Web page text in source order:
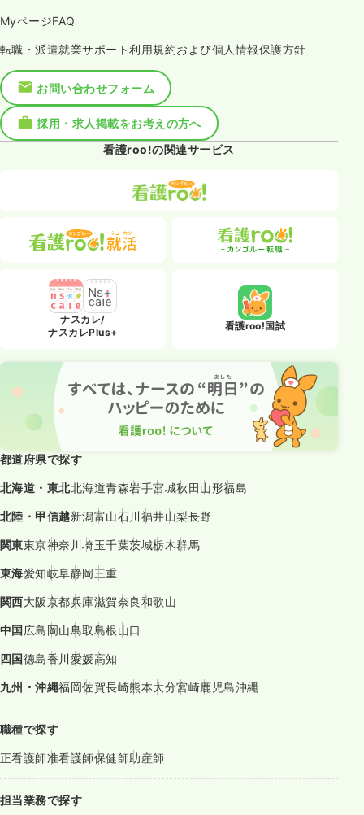
MyページFAQ
転職・派遣就業サポート利用規約および個人情報保護方針
お問い合わせフォーム
採用・求人掲載をお考えの方へ
看護roo!の関連サービス
ナスカレ/
ナスカレPlus+
看護roo!国試
都道府県で探す
北海道・東北北海道青森岩手宮城秋田山形福島
北陸・甲信越新潟富山石川福井山梨長野
関東東京神奈川埼玉千葉茨城栃木群馬
東海愛知岐阜静岡三重
関西大阪京都兵庫滋賀奈良和歌山
中国広島岡山鳥取島根山口
四国徳島香川愛媛高知
九州・沖縄福岡佐賀長崎熊本大分宮崎鹿児島沖縄
職種で探す
正看護師准看護師保健師助産師
担当業務で探す